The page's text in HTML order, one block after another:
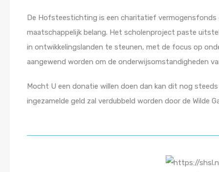
De Hofsteestichting is een charitatief
maatschappelijk belang. Het scholenproject paste
in ontwikkelingslanden te steunen, met de focus op
aangewend worden om de onderwijsomstandigheden
Mocht U een donatie willen doen dan kan dit nog
ingezamelde geld zal verdubbeld worden door de Wilde